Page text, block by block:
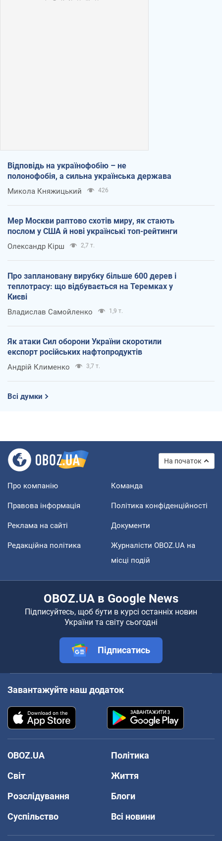
Відповідь на українофобію – не
полонофобія, а сильна українська держава
Микола Княжицький 426
Мер Москви раптово схотів миру, як стають
послом у США й нові українські топ-рейтинги
Олександр Кірш 2,7 т.
Про заплановану вирубку більше 600 дерев і
теплотрасу: що відбувається на Теремках у
Києві
Владислав Самойленко 1,9 т.
Як атаки Сил оборони України скоротили
експорт російських нафтопродуктів
Андрій Клименко 3,7 т.
Всі думки
На початок
Про компанію Команда
Правова інформація Політика конфіденційності
Реклама на сайті Документи
Редакційна політика
Журналісти OBOZ.UA на
місці подій
OBOZ.UA в Google News
Підписуйтесь, щоб бути в курсі останніх новин
України та світу сьогодні
Підписатись
Завантажуйте наш додаток
OBOZ.UA
Політика
Світ
Життя
Розслідування
Блоги
Суспільство
Всі новини